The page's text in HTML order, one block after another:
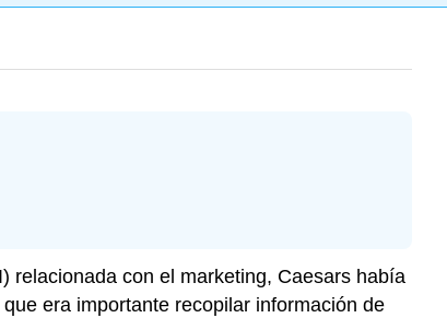
relacionada con el marketing, Caesars había
era importante recopilar información de